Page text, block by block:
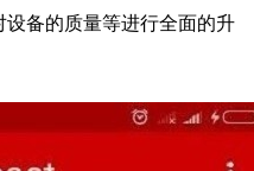
备的质量等进行全面的升